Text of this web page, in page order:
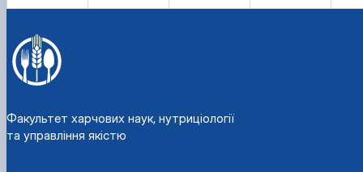
Факультет харчових наук, нутриціології
та управління якістю